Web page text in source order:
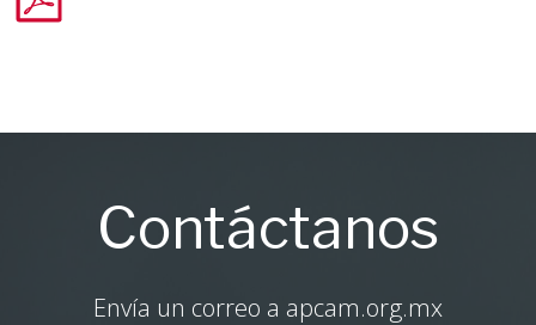
Contáctanos
Envía un correo a apcam.org.mx